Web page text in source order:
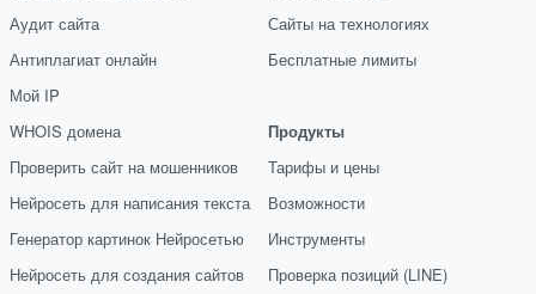
Аудит сайта
Антиплагиат онлайн
Мой IP
WHOIS домена
Проверить сайт на мошенников
Нейросеть для написания текста
Генератор картинок Нейросетью
Нейросеть для создания сайтов
Сайты на технологиях
Бесплатные лимиты
Продукты
Тарифы и цены
Возможности
Инструменты
Проверка позиций (LINE)